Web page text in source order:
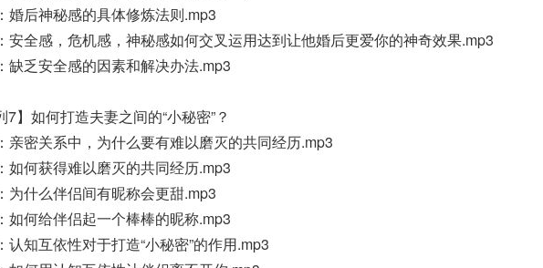
婚后神秘感的具体修炼法则.mp3
安全感，危机感，神秘感如何交叉运用达到让他婚后更爱你的神奇效果.mp3
缺乏安全感的因素和解决办法.mp3
7】如何打造夫妻之间的“小秘密”？
亲密关系中，为什么要有难以磨灭的共同经历.mp3
如何获得难以磨灭的共同经历.mp3
为什么伴侣间有昵称会更甜.mp3
如何给伴侣起一个棒棒的昵称.mp3
认知互依性对于打造“小秘密”的作用.mp3